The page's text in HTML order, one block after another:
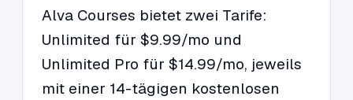
Alva Courses bietet zwei Tarife:
Unlimited für $9.99/mo und
Unlimited Pro für $14.99/mo, jeweils
mit einer 14-tägigen kostenlosen